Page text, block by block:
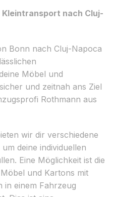
nach Cluj-
Bonn nach Cluj-Napoca
Möbel und
und zeitnah ans Ziel
Rothmann aus
wir dir verschiedene
deine individuellen
Eine Möglichkeit ist die
und Kartons mit
in einem Fahrzeug